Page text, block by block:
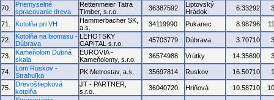
70.
Priemyselné
spracovanie dreva
Rettenmeier Tatra
Timber, s.r.o.
36387592
Liptovský
Hrádok
6.33292
71. Kotolňa pri VH
Hammerbacher SK,
a.s.
34119990 Pukanec 8.98796
72.
Kotolňa na biomasu -
Dúbrava
LEHOTSKY
CAPITAL s.r.o.
45703779 Dúbrava 3.70710
73.
Kameňolom Dubná
skala
EUROVIA -
Kameňolomy, s.r.o.
36574988 Vrútky 14.35690
74.
Lom Ruskov -
Strahuľka
PK Metrostav, a.s. 35697814 Ruskov 16.50710
75.
Drevoštiepková
kotolňa
JT - PARTNER,
s.r.o.
36040720 Hriňová 10.58710